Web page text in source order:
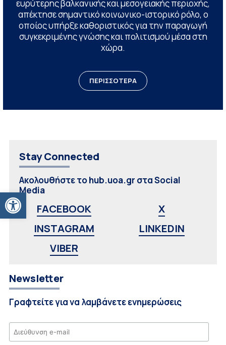
Ανοίξτε τη γραμμή εργαλείων
ευρύτερης βαλκανικής και μεσογειακής περιοχής,
απέκτησε σημαντικό κοινωνικο-ιστορικό ρόλο, ο
οποίος υπήρξε καθοριστικός για την παραγωγή
συγκεκριμένης γνώσης και πολιτισμού μέσα στη
χώρα.
ΠΕΡΙΣΣΟΤΕΡΑ
Stay Connected
Ακολουθήστε το hub.uoa.gr στα Social
Media
FACEBOOK
X
INSTAGRAM
LINKEDIN
VIBER
Newsletter
Γραφτείτε για να λαμβάνετε ενημερώσεις